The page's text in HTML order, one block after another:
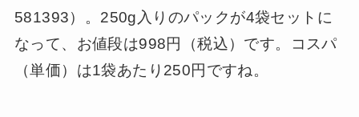
581393）。250g入りのパックが4袋セットに
なって、お値段は998円（税込）です。コスパ
（単価）は1袋あたり250円ですね。